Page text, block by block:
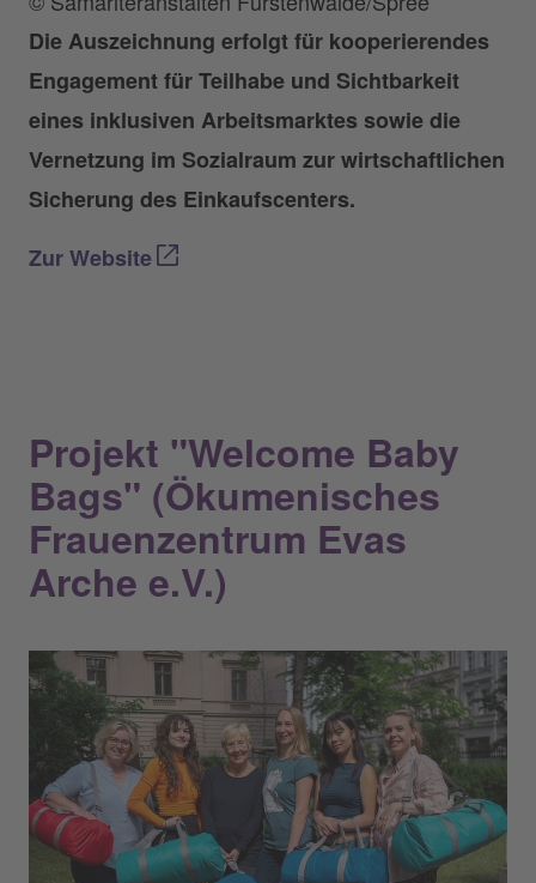
Die Auszeichnung erfolgt für kooperierendes
Engagement für Teilhabe und Sichtbarkeit
eines inklusiven Arbeitsmarktes sowie die
Vernetzung im Sozialraum zur wirtschaftlichen
Sicherung des Einkaufscenters.
Zur Website
Projekt "Welcome Baby
Bags" (Ökumenisches
Frauenzentrum Evas
Arche e.V.)